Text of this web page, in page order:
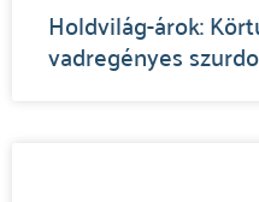
Holdvilág-árok:
vadregényes